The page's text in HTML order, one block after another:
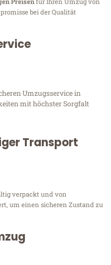
bei der Qualität
Umzugsservice in
mit höchster Sorgfalt
Transport
verpackt und von
um einen sicheren Zustand zu